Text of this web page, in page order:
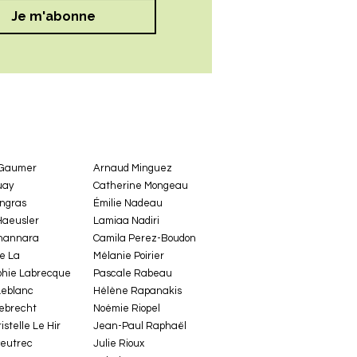
Je m'abonne
La
Labrecque
Le Hir
Arnaud Minguez
Catherine Mongeau
Émilie Nadeau
Lamiaa Nadiri
Camila Perez-Boudon
Mélanie Poirier
Pascale Rabeau
Hélène Rapanakis
Noémie Riopel
Jean-Paul Raphaël
Julie Rioux